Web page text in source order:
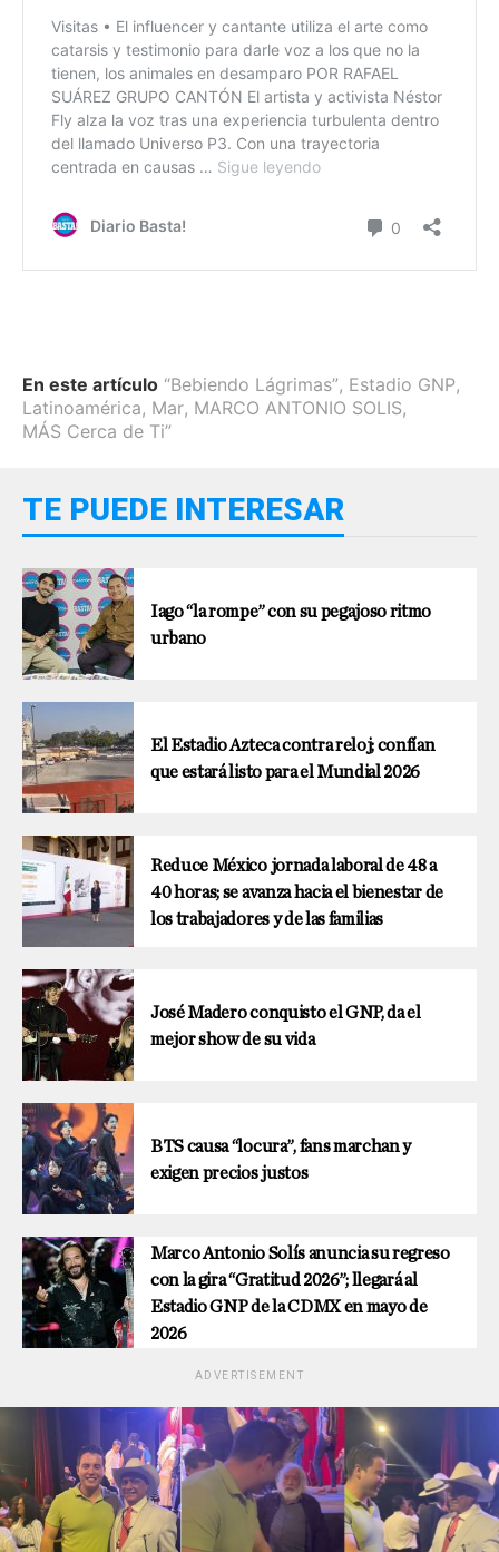
En este artículo “Bebiendo Lágrimas”, Estadio GNP,
Latinoamérica, Mar, MARCO ANTONIO SOLIS,
MÁS Cerca de Ti”
TE PUEDE INTERESAR
Iago “la rompe” con su pegajoso ritmo
urbano
El Estadio Azteca contra reloj; confían
que estará listo para el Mundial 2026
Reduce México jornada laboral de 48 a
40 horas; se avanza hacia el bienestar de
los trabajadores y de las familias
José Madero conquisto el GNP, da el
mejor show de su vida
BTS causa “locura”, fans marchan y
exigen precios justos
Marco Antonio Solís anuncia su regreso
con la gira “Gratitud 2026”; llegará al
Estadio GNP de la CDMX en mayo de
2026
ADVERTISEMENT